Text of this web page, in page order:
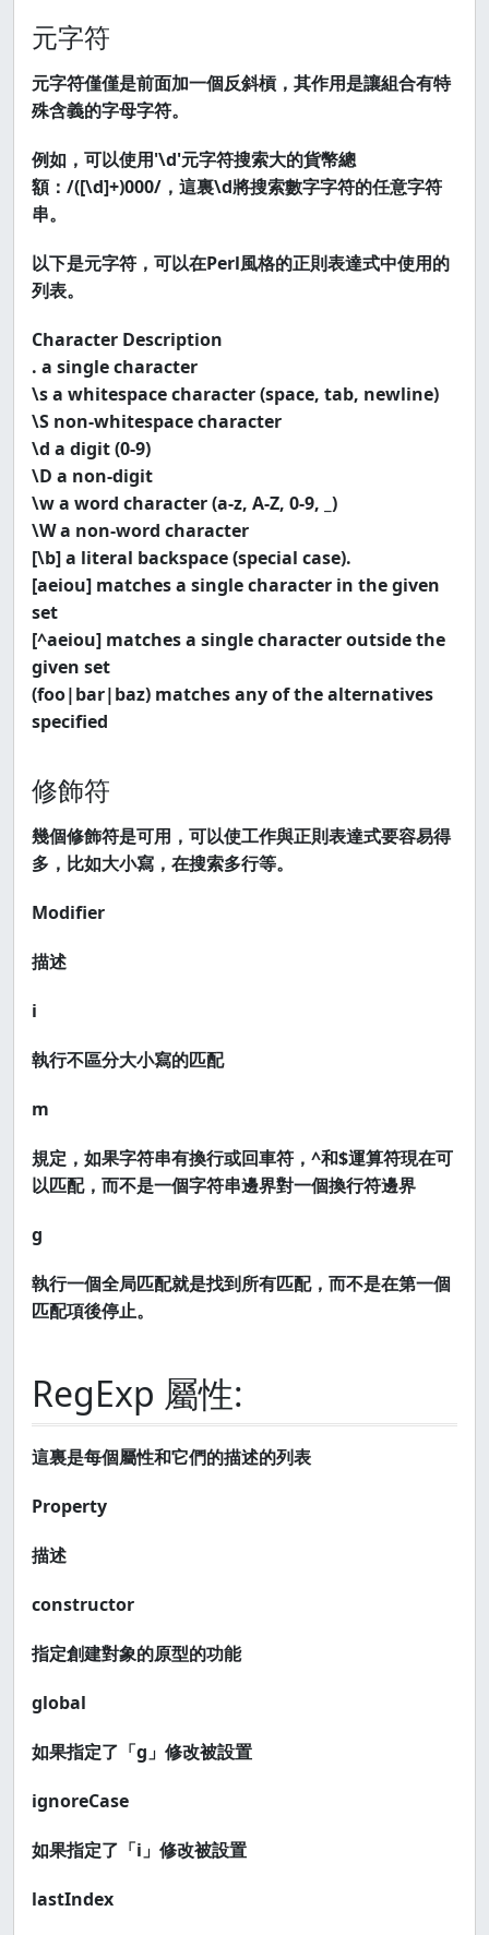
元字符
元字符僅僅是前面加一個反斜槓，其作用是讓組合有特
殊含義的字母字符。
例如，可以使用'\d'元字符搜索大的貨幣總
額：/([\d]+)000/，這裏\d將搜索數字字符的任意字符
串。
以下是元字符，可以在Perl風格的正則表達式中使用的
列表。
Character Description
. a single character
\s a whitespace character (space, tab, newline)
\S non-whitespace character
\d a digit (0-9)
\D a non-digit
\w a word character (a-z, A-Z, 0-9, _)
\W a non-word character
[\b] a literal backspace (special case).
[aeiou] matches a single character in the given
set
[^aeiou] matches a single character outside the
given set
(foo|bar|baz) matches any of the alternatives
specified
修飾符
幾個修飾符是可用，可以使工作與正則表達式要容易得
多，比如大小寫，在搜索多行等。
Modifier
描述
i
執行不區分大小寫的匹配
m
規定，如果字符串有換行或回車符，^和$運算符現在可
以匹配，而不是一個字符串邊界對一個換行符邊界
g
執行一個全局匹配就是找到所有匹配，而不是在第一個
匹配項後停止。
RegExp 屬性:
這裏是每個屬性和它們的描述的列表
Property
描述
constructor
指定創建對象的原型的功能
global
如果指定了「g」修改被設置
ignoreCase
如果指定了「i」修改被設置
lastIndex